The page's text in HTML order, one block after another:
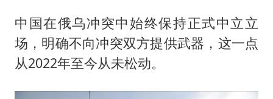
中国在俄乌冲突中始终保持正式中立立
场，明确不向冲突双方提供武器，这一点
从2022年至今从未松动。